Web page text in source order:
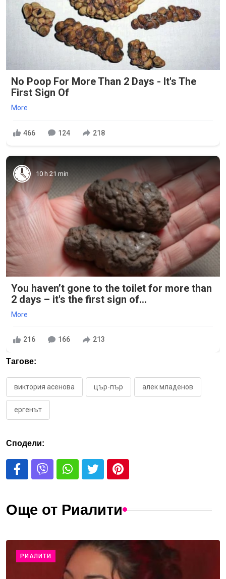
No Poop For More Than 2 Days - It's The
First Sign Of
More
466 124 218
10 h 21 min
You haven’t gone to the toilet for more than
2 days – it's the first sign of...
More
216 166 213
Тагове:
виктория асенова цър-пър алек младенов
ергенът
Сподели:
Още от Риалити
РИАЛИТИ